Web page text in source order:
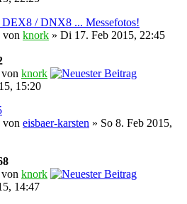
DEX8 / DNX8 ... Messefotos!
von knork » Di 17. Feb 2015, 22:45
von knork
15:20
von eisbaer-karsten » So 8. Feb 2015,
von knork
14:47